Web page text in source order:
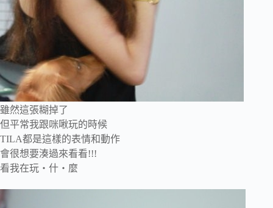
雖然這張糊掉了
但平常我跟咪啾玩的時候
TILA都是這樣的表情和動作
會很想要湊過來看看!!!
看我在玩‧什‧麼